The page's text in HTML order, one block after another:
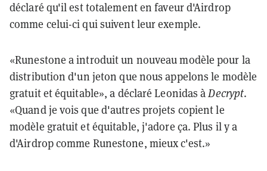
déclaré qu'il est totalement en faveur d'Airdrop
comme celui-ci qui suivent leur exemple.
«Runestone a introduit un nouveau modèle pour la
distribution d'un jeton que nous appelons le modèle
gratuit et équitable», a déclaré Leonidas àDecrypt.
«Quand je vois que d'autres projets copient le
modèle gratuit et équitable, j'adore ça. Plus il y a
d'Airdrop comme Runestone, mieux c'est.»